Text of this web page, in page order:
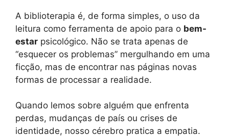
A biblioterapia é, de forma simples, o uso da
leitura como ferramenta de apoio para o bem-
estar psicológico. Não se trata apenas de
“esquecer os problemas” mergulhando em uma
ficção, mas de encontrar nas páginas novas
formas de processar a realidade.
Quando lemos sobre alguém que enfrenta
perdas, mudanças de país ou crises de
identidade, nosso cérebro pratica a empatia.